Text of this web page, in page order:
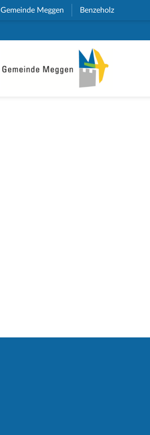
Gemeinde Meggen (External Link)
Benzeholz(External